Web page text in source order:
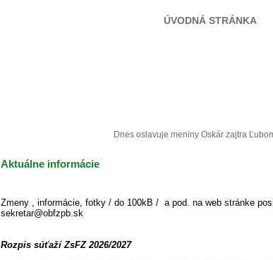
ÚVODNÁ STRÁNKA
Dnes oslavuje meniny Oskár zajtra
Aktuálne informácie
Zmeny , informácie, fotky / do 100kB / a pod. na web stránke
sekretar@obfzpb.sk
Rozpis súťaží ZsFZ 2026/2027